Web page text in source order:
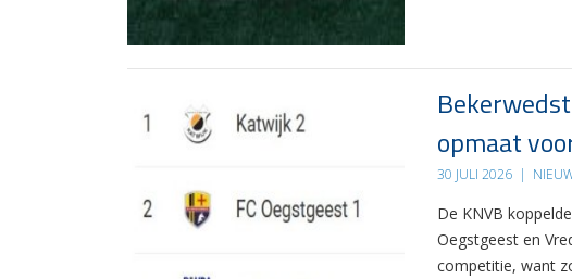
opmaat
30 JULI 2026 |
De KNVB
Oegstgeest en
competitie, want